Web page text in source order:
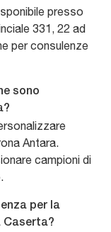
presso
331, 22 ad
per consulenze
sono
Antara.
campioni di
per la
Caserta?